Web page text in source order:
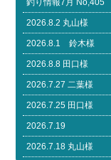
2026.8.2 丸山様
2026.8.1 鈴木様
2026.8.8 田口様
2026.7.27 二葉様
2026.7.25 田口様
2026.7.19
2026.7.18 丸山様